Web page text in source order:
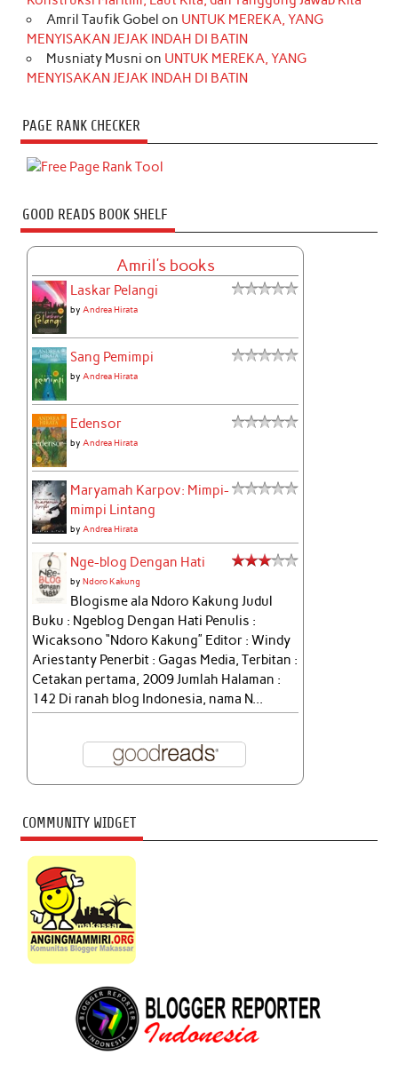
Amril Taufik Gobel on UNTUK MEREKA, YANG
MENYISAKAN JEJAK INDAH DI BATIN
Musniaty Musni on UNTUK MEREKA, YANG
MENYISAKAN JEJAK INDAH DI BATIN
PAGE RANK CHECKER
GOOD READS BOOK SHELF
Amril's books
Laskar Pelangi
byAndrea Hirata
Sang Pemimpi
byAndrea Hirata
Edensor
byAndrea Hirata
Maryamah Karpov: Mimpi-
mimpi Lintang
byAndrea Hirata
Nge-blog Dengan Hati
byNdoro Kakung
Blogisme ala Ndoro Kakung Judul
Buku : Ngeblog Dengan Hati Penulis :
Wicaksono “Ndoro Kakung” Editor : Windy
Ariestanty Penerbit : Gagas Media, Terbitan :
Cetakan pertama, 2009 Jumlah Halaman :
142 Di ranah blog Indonesia, nama N...
COMMUNITY WIDGET